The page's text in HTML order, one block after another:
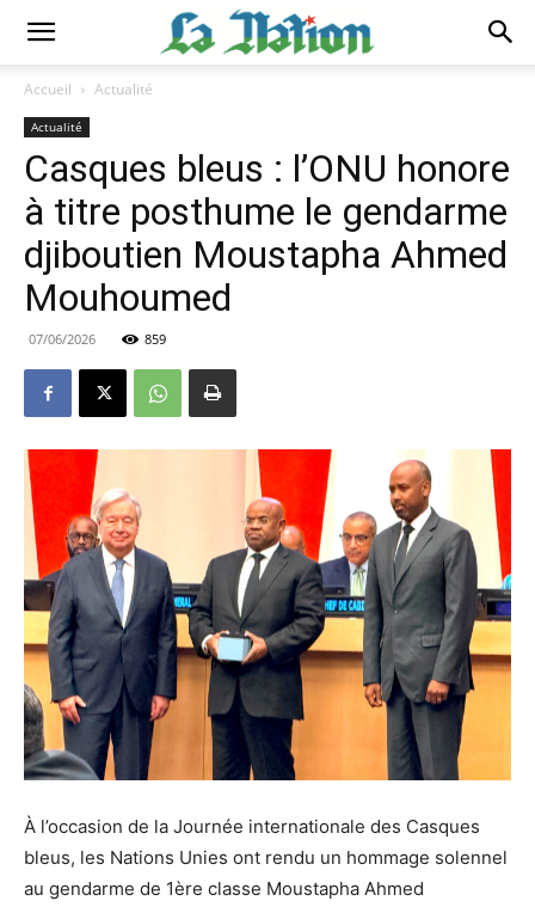
Accueil Actualité
Actualité
Casques bleus : l’ONU honore
à titre posthume le gendarme
djiboutien Moustapha Ahmed
Mouhoumed
07/06/2026 859
À l’occasion de la Journée internationale des Casques
bleus, les Nations Unies ont rendu un hommage solennel
au gendarme de 1ère classe Moustapha Ahmed